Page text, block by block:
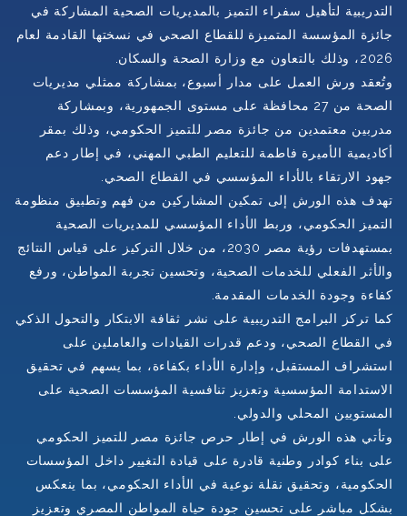
التدريبية لتأهيل سفراء التميز بالمديريات الصحية المشاركة في
جائزة المؤسسة المتميزة للقطاع الصحي في نسختها القادمة لعام
2026، وذلك بالتعاون مع وزارة الصحة والسكان
وتُعقد ورش العمل على مدار أسبوع، بمشاركة ممثلي مديريات
الصحة من 27 محافظة على مستوى الجمهورية، وبمشاركة
مدربين معتمدين من جائزة مصر للتميز الحكومي، وذلك بمقر
أكاديمية الأميرة فاطمة للتعليم الطبي المهني، في إطار دعم
جهود الارتقاء بالأداء المؤسسي في القطاع الصحي
تهدف هذه الورش إلى تمكين المشاركين من فهم وتطبيق منظومة
التميز الحكومي، وربط الأداء المؤسسي للمديريات الصحية
بمستهدفات رؤية مصر 2030، من خلال التركيز على قياس النتائج
والأثر الفعلي للخدمات الصحية، وتحسين تجربة المواطن، ورفع
كفاءة وجودة الخدمات المقدمة
كما تركز البرامج التدريبية على نشر ثقافة الابتكار والتحول الذكي
في القطاع الصحي، ودعم قدرات القيادات والعاملين على
استشراف المستقبل، وإدارة الأداء بكفاءة، بما يسهم في تحقيق
الاستدامة المؤسسية وتعزيز تنافسية المؤسسات الصحية على
المستويين المحلي والدولي
وتأتي هذه الورش في إطار حرص جائزة مصر للتميز الحكومي
على بناء كوادر وطنية قادرة على قيادة التغيير داخل المؤسسات
الحكومية، وتحقيق نقلة نوعية في الأداء الحكومي، بما ينعكس
بشكل مباشر على تحسين جودة حياة المواطن المصري وتعزيز